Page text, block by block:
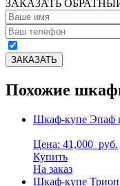
ЗАКАЗАТЬ
Похожие
Шкаф-купе Эпаф
Цена: 41,000 руб.
Купить
На заказ
Шкаф-купе